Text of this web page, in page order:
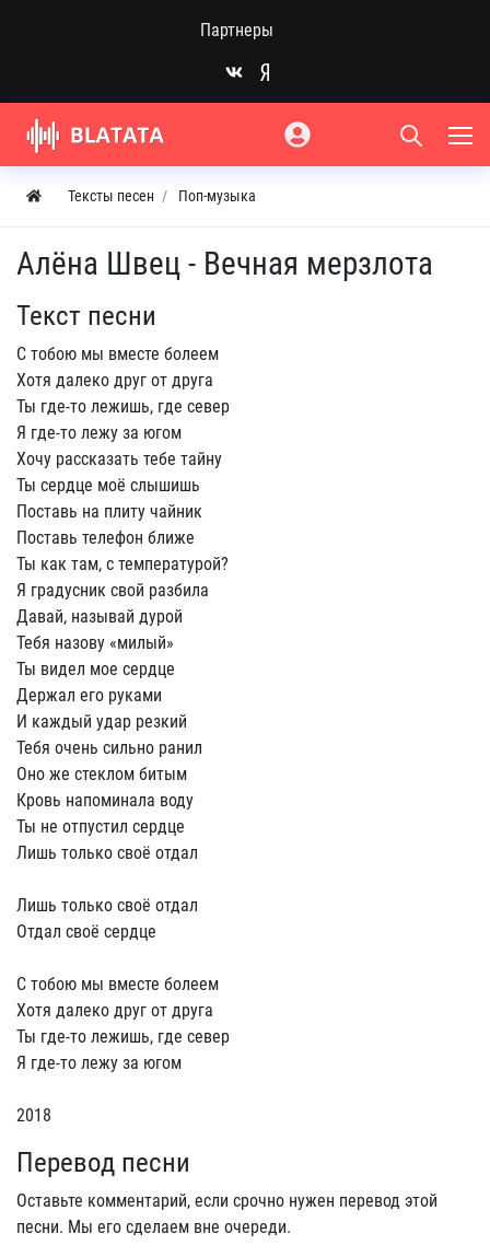
Партнеры
Тексты песен Поп-музыка
Алёна Швец - Вечная мерзлота
Текст песни
С тобою мы вместе болеем
Хотя далеко друг от друга
Ты где-то лежишь, где север
Я где-то лежу за югом
Хочу рассказать тебе тайну
Ты сердце моё слышишь
Поставь на плиту чайник
Поставь телефон ближе
Ты как там, с температурой?
Я градусник свой разбила
Давай, называй дурой
Тебя назову «милый»
Ты видел мое сердце
Держал его руками
И каждый удар резкий
Тебя очень сильно ранил
Оно же стеклом битым
Кровь напоминала воду
Ты не отпустил сердце
Лишь только своё отдал
Лишь только своё отдал
Отдал своё сердце
С тобою мы вместе болеем
Хотя далеко друг от друга
Ты где-то лежишь, где север
Я где-то лежу за югом
2018
Перевод песни
Оставьте комментарий, если срочно нужен перевод этой
песни. Мы его сделаем вне очереди.